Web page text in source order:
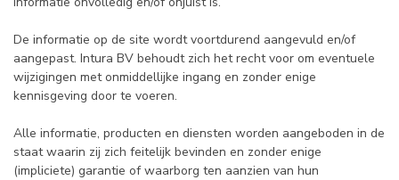
De informatie op de site wordt voortdurend aangevuld en/of
aangepast. Intura BV behoudt zich het recht voor om eventuele
wijzigingen met onmiddellijke ingang en zonder enige
kennisgeving door te voeren.
Alle informatie, producten en diensten worden aangeboden in de
staat waarin zij zich feitelijk bevinden en zonder enige
(impliciete) garantie of waarborg ten aanzien van hun